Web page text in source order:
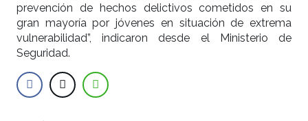
prevención de hechos delictivos cometidos en su
gran mayoría por jóvenes en situación de extrema
vulnerabilidad”, indicaron desde el Ministerio de
Seguridad.